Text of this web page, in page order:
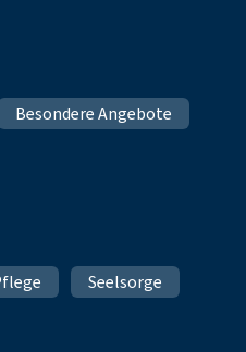
Besondere Angebote
Seelsorge